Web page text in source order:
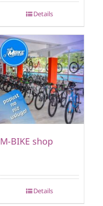
Details
M-BIKE shop
Details